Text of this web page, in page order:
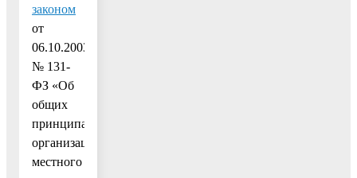
законом
от
06.10.2003
№ 131-
ФЗ «Об
общих
принципах
организации
местного